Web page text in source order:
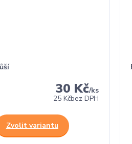
30 Kč/ks
25 Kčbez DPH
Zvolit variantu